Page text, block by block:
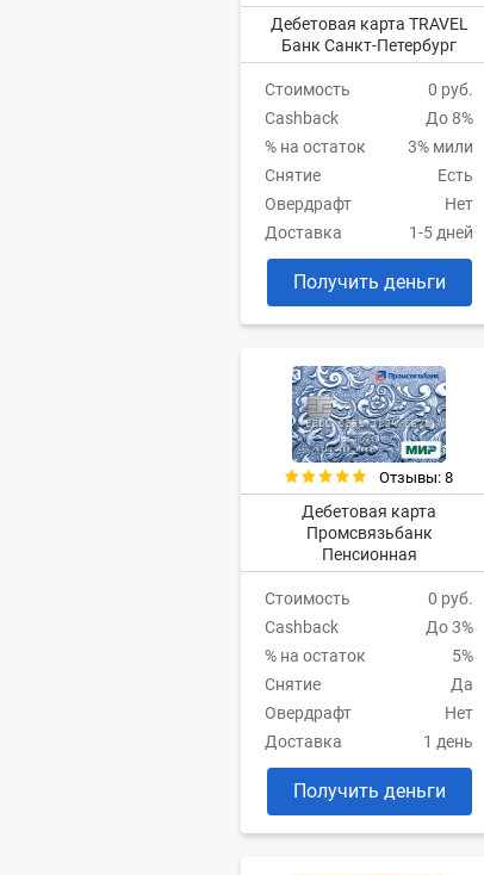
Дебетовая карта TRAVEL
Банк Санкт-Петербург
Стоимость
0 руб.
Cashback
До 8%
% на остаток
3% мили
Снятие
Есть
Овердрафт
Нет
Доставка
1-5 дней
Получить деньги
Отзывы: 8
Дебетовая карта
Промсвязьбанк
Пенсионная
Стоимость
0 руб.
Cashback
До 3%
% на остаток
5%
Снятие
Да
Овердрафт
Нет
Доставка
1 день
Получить деньги